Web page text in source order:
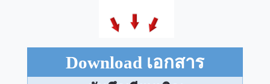
Download เอกสาร